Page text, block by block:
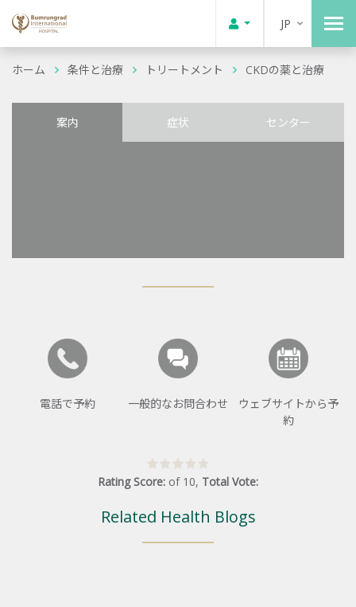
JP
ホーム 条件と治療 トリートメント CKDの薬と治療
案内 症状 センター
電話で予約 一般的なお問合わせ
ウェブサイトから予
約
Rating Score: of 10, Total Vote:
Related Health Blogs